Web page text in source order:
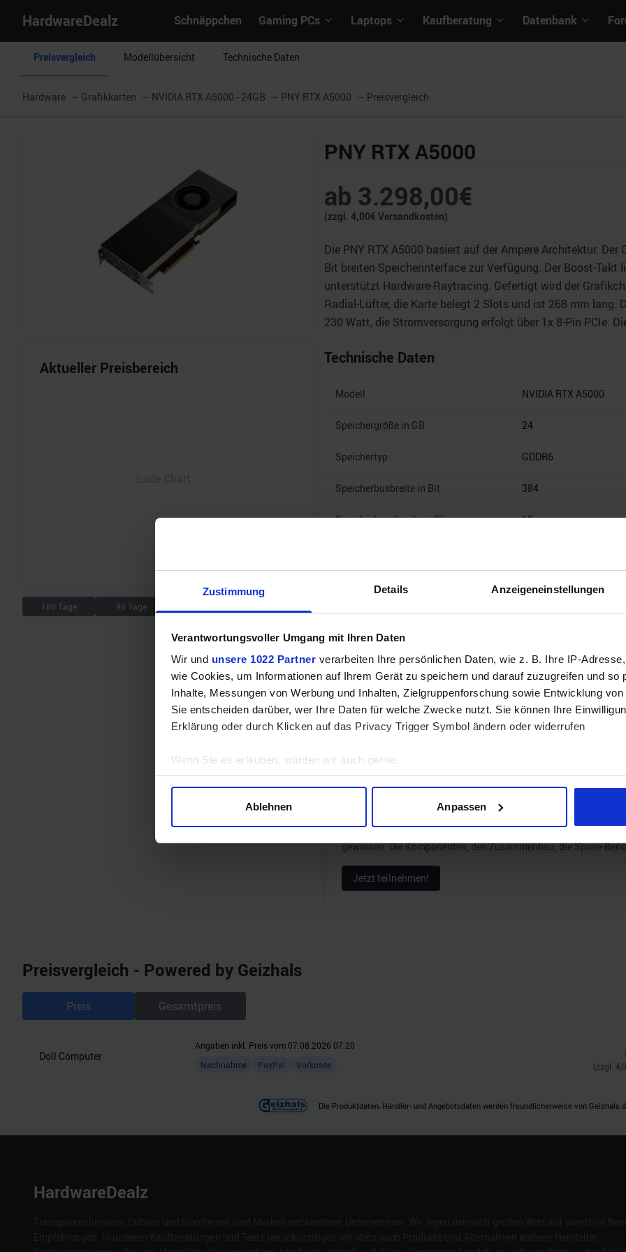
Zustimmung Details Anzeigeneinstellungen
Verantwortungsvoller Umgang mit Ihren Daten
Wir und unsere 1022 Partner verarbeiten Ihre persönlichen Daten, wie z. B. Ihre IP-
wie Cookies, um Informationen auf Ihrem Gerät zu speichern und darauf zuzugreifen und so
Inhalte, Messungen von Werbung und Inhalten, Zielgruppenforschung sowie Entwicklung
Sie entscheiden darüber, wer Ihre Daten für welche Zwecke nutzt. Sie können Ihre
Erklärung oder durch Klicken auf das Privacy Trigger Symbol ändern oder widerrufen
Wenn Sie es erlauben, würden wir auch gerne:
Informationen über Ihre geografische Lage erfassen, welche bis auf einige Meter genau
Erfahren Sie mehr darüber, wie Ihre persönlichen Daten verarbeitet werden, und legen Sie
Wir verwenden Cookies, um Inhalte und Anzeigen zu personalisieren, Funktionen für soziale
und die Zugriffe auf unsere Website zu analysieren. Außerdem geben wir Informationen zu
Ablehnen Anpassen
HardwareDealz Schnäppchen Gaming PCs Laptops Kaufberatung Datenbank
Preisvergleich Modellübersicht Technische Daten
Hardware Grafikkarten NVIDIA RTX A5000 - 24GB PNY RTX A5000 Preisvergleich
Aktueller Preisbereich
180 Tage 90 Tage
PNY RTX A5000
ab 3.298,00€
(zzgl. 4,00€ Versandkosten)
Die PNY RTX A5000 basiert auf der Ampere Architektur.
Bit breiten Speicherinterface zur Verfügung. Der Boost-
unterstützt Hardware-Raytracing. Gefertigt wird der
Radial-Lüfter, die Karte belegt 2 Slots und ist 268 mm
230 Watt, die Stromversorgung erfolgt über 1x 8-Pin PCIe.
Technische Daten
Modell NVIDIA RTX A5000
Speichergröße in GB 24
Speichertyp GDDR6
Speicherbusbreite in Bit 384
Speicherbandbreite in Gbps 16
Mehr
Hinweis: Unsere Links sind Affiliate Links. Wir erhalten beim Kauf
ZUM
Gewinne einen MSI Gaming PC mit RTX 5070
Bis zum 21. August hast du die Chance, bei unserem Gewinnspiel
gewinnen. Die Komponenten, den Zusammenbau, die Spiele-
Jetzt teilnehmen!
Preisvergleich - Powered by Geizhals
Preis Gesamtpreis
Doll Computer
Angaben inkl. Preis vom 07.08.2026 07:20
Nachnahme
PayPal Vorkasse (zzgl.
Die Produktdaten, Händler- und Angebotsdaten werden freundlicherweise von
HardwareDealz